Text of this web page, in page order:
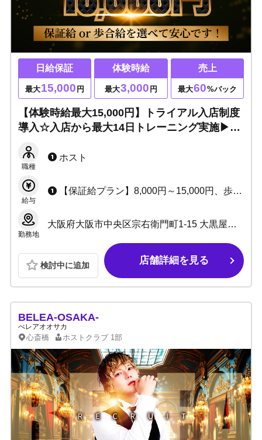
日給保証
最大15,000 円
体験時給
最大3,000 円
売上
最大60%バック
【体験時給最大15,000円】トライアル入店制度
導入☆入店から最大14日トレーニング実施▶未
です！
職種
ホスト
給与
【保証給プラン】8,000円～15,000円、歩合35%～ （アルバイトは時給1,000円～2,500円、歩合33%～） 【歩合給プラン】40%～最大60%+α （アルバイトは歩合38%～） ・小計10%還元あり ・雑費引きなし
勤務地
大阪府大阪市中央区宗右衛門町1-15 大黒屋本店ビルB1F
検討中に追加 店舗詳細を見る
BELEA-OSAKA-
べレアオオサカ
心斎橋 ホストクラブ 1部